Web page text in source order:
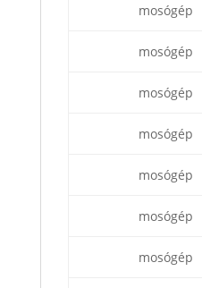
mosógép
mosógép
mosógép
mosógép
mosógép
mosógép
mosógép